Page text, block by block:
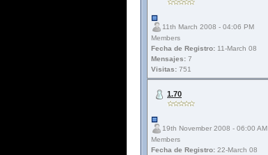
11th March 2008 - 04:06 PM
Members
Fecha de Registro: 11-March 08
Mensajes: 7
Visitas: 751
1.70
19th November 2008 - 06:00 AM
Members
Fecha de Registro: 22-March 08